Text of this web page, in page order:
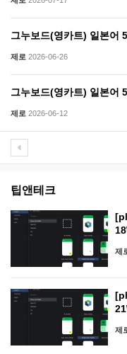
그누보드(영카트) 일본어
제로 2026-06-26
그누보드(영카트) 일본어
제로 2026-06-12
팁앤테크
제
제